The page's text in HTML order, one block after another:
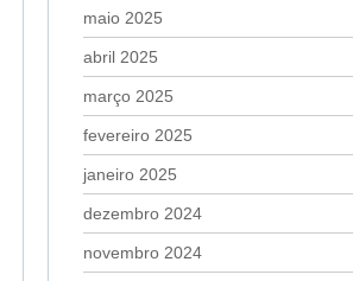
maio 2025
abril 2025
março 2025
fevereiro 2025
janeiro 2025
dezembro 2024
novembro 2024